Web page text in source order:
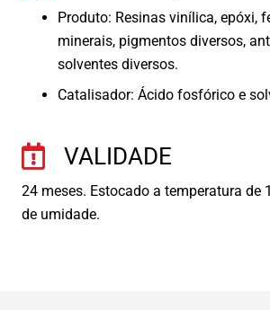
Produto: Resinas vinílica, epóxi,
minerais, pigmentos diversos,
solventes diversos.
Catalisador: Ácido fosfórico e
VALIDADE
24 meses. Estocado a temperatura de
de umidade.